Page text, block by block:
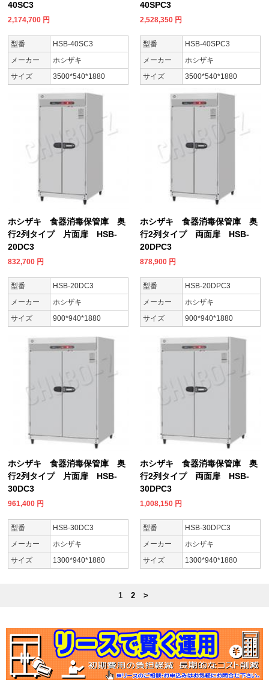
40SC3
2,174,700 円
型番
HSB-40SC3
メーカー
ホシザキ
サイズ
3500*540*1880
40SPC3
2,528,350 円
型番
HSB-40SPC3
メーカー
ホシザキ
サイズ
3500*540*1880
ホシザキ 食器消毒保管庫 奥
行2列タイプ 片面扉 HSB-
20DC3
832,700 円
型番
HSB-20DC3
メーカー
ホシザキ
サイズ
900*940*1880
ホシザキ 食器消毒保管庫 奥
行2列タイプ 両面扉 HSB-
20DPC3
878,900 円
型番
HSB-20DPC3
メーカー
ホシザキ
サイズ
900*940*1880
ホシザキ 食器消毒保管庫 奥
行2列タイプ 片面扉 HSB-
30DC3
961,400 円
型番
HSB-30DC3
メーカー
ホシザキ
サイズ
1300*940*1880
ホシザキ 食器消毒保管庫 奥
行2列タイプ 両面扉 HSB-
30DPC3
1,008,150 円
型番
HSB-30DPC3
メーカー
ホシザキ
サイズ
1300*940*1880
1 2 >